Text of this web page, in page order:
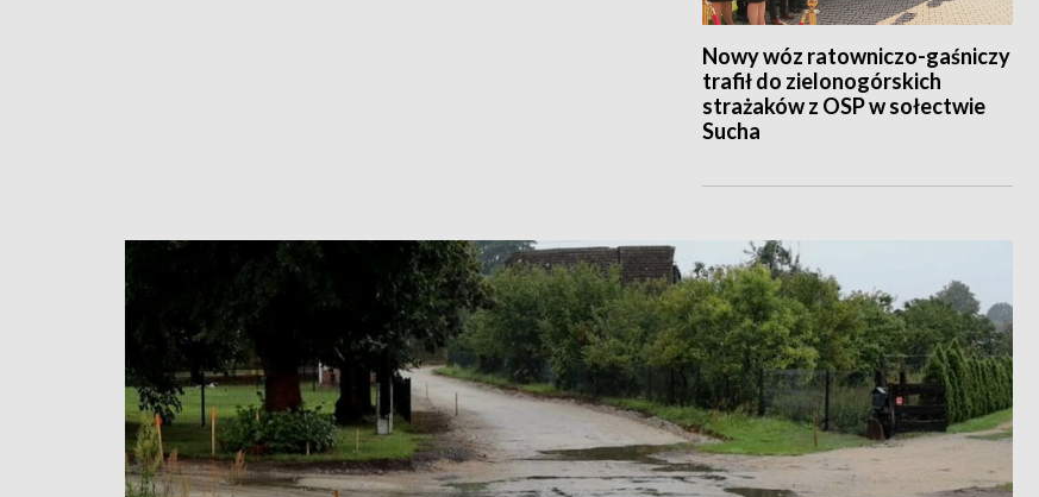
Nowy wóz ratowniczo-gaśniczy
trafił do zielonogórskich
strażaków z OSP w sołectwie
Sucha